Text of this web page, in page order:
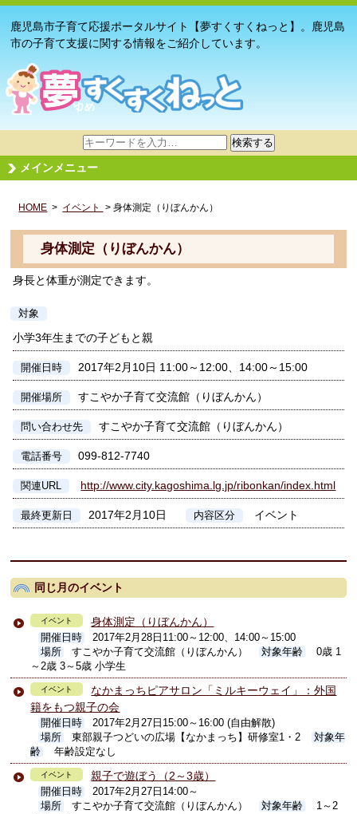
鹿児島市子育て応援ポータルサイト【夢すくすくねっと】。鹿児島
市の子育て支援に関する情報をご紹介しています。
サ
イ
ト
検
検索する
メインメニュー
HOME > イベント > 身体測定（りぼんかん）
身体測定（りぼんかん）
身長と体重が測定できます。
対象
小学3年生までの子どもと親
開催日時 2017年2月10日 11:00～12:00、14:00～15:00
開催場所 すこやか子育て交流館（りぼんかん）
問い合わせ先 すこやか子育て交流館（りぼんかん）
電話番号 099-812-7740
関連URL http://www.city.kagoshima.lg.jp/ribonkan/index.html
最終更新日 2017年2月10日 内容区分 イベント
同じ月のイベント
イベント 身体測定（りぼんかん）
開催日時
2017年2月28日11:00～12:00、14:00～15:00
場所
すこやか子育て交流館（りぼんかん） 対象年齢
0歳 1
～2歳 3～5歳 小学生
イベント
なかまっちピアサロン「ミルキーウェイ」：外国
籍をもつ親子の会
開催日時
2017年2月27日15:00～16:00 (自由解散)
場所
東部親子つどいの広場【なかまっち】研修室1・2
対象年
齢
年齢設定なし
イベント 親子で遊ぼう（2～3歳）
開催日時
2017年2月27日14:00～
場所
すこやか子育て交流館（りぼんかん） 対象年齢
1～2